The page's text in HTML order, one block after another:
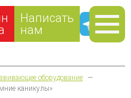
Написать
нам
оборудование —
каникулы»